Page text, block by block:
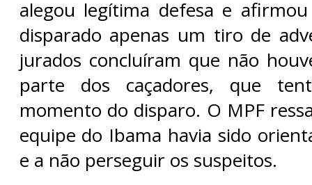
alegou legítima defesa e
disparado apenas um tiro de
jurados concluíram que não
parte dos caçadores, que
momento do disparo. O MPF
equipe do Ibama havia sido
e a não perseguir os suspeitos.